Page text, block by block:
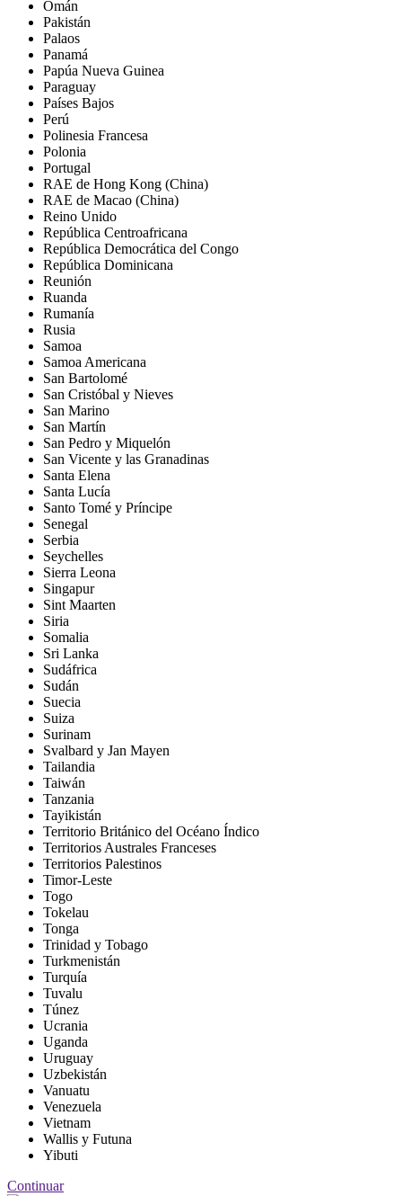
Omán
Pakistán
Palaos
Panamá
Papúa Nueva Guinea
Paraguay
Países Bajos
Perú
Polinesia Francesa
Polonia
Portugal
RAE de Hong Kong (China)
RAE de Macao (China)
Reino Unido
República Centroafricana
República Democrática del Congo
República Dominicana
Reunión
Ruanda
Rumanía
Rusia
Samoa
Samoa Americana
San Bartolomé
San Cristóbal y Nieves
San Marino
San Martín
San Pedro y Miquelón
San Vicente y las Granadinas
Santa Elena
Santa Lucía
Santo Tomé y Príncipe
Senegal
Serbia
Seychelles
Sierra Leona
Singapur
Sint Maarten
Siria
Somalia
Sri Lanka
Sudáfrica
Sudán
Suecia
Suiza
Surinam
Svalbard y Jan Mayen
Tailandia
Taiwán
Tanzania
Tayikistán
Territorio Británico del Océano Índico
Territorios Australes Franceses
Territorios Palestinos
Timor-Leste
Togo
Tokelau
Tonga
Trinidad y Tobago
Turkmenistán
Turquía
Tuvalu
Túnez
Ucrania
Uganda
Uruguay
Uzbekistán
Vanuatu
Venezuela
Vietnam
Wallis y Futuna
Yibuti
Continuar